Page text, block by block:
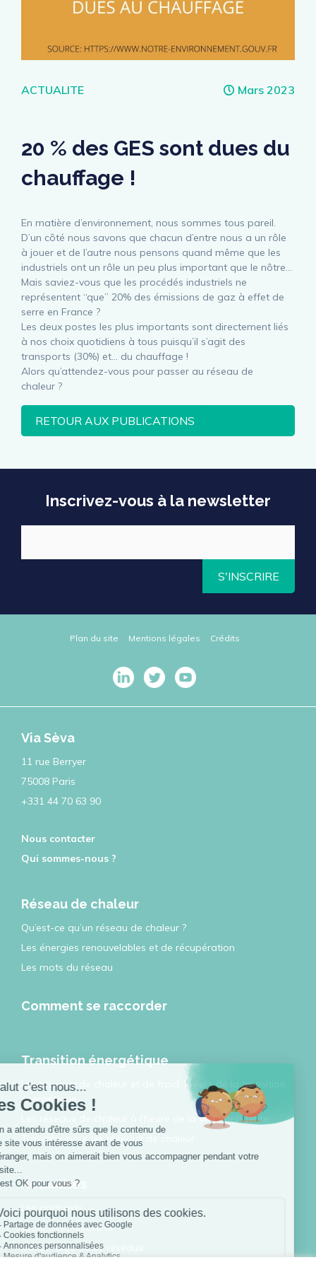
Catégories
ACTUALITE Mars 2023
20 % des GES sont dues du
chauffage !
En matière d’environnement, nous sommes tous pareil.
D’un côté nous savons que chacun d’entre nous a un rôle
à jouer et de l’autre nous pensons quand même que les
industriels ont un rôle un peu plus important que le nôtre…
Mais saviez-vous que les procédés industriels ne
représentent “que” 20% des émissions de gaz à effet de
serre en France ?
Les deux postes les plus importants sont directement liés
à nos choix quotidiens à tous puisqu’il s’agit des
transports (30%) et… du chauffage !
Alors qu’attendez-vous pour passer au réseau de
chaleur ?
RETOUR AUX PUBLICATIONS
Inscrivez-vous à la newsletter
S'INSCRIRE
Plan du site Mentions légales Crédits
Via Sèva
11 rue Berryer
75008 Paris
+331 44 70 63 90
Nous contacter
Qui sommes-nous ?
Réseau de chaleur
Qu’est-ce qu’un réseau de chaleur ?
Les énergies renouvelables et de récupération
Les mots du réseau
Comment se raccorder
Transition énergétique
Les réseaux de chaleur et de froid, leviers de la transition
énergétique
Les réseaux de chaleur à l’heure de la ville intelligente
Travailler pour les réseaux de chaleur
Actualités
Les podcasts
Jouer avec Géodino
Sofia, Hugo et les réseaux